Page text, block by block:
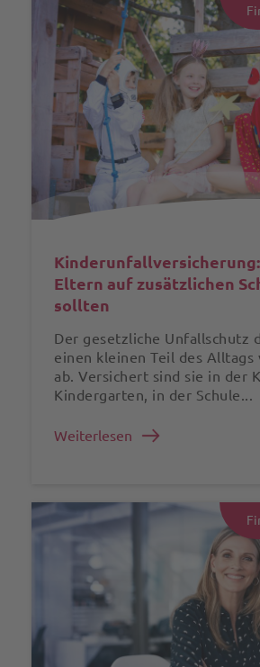
Kinderunfall­versicherung:
Eltern auf zusätzlichen
sollten
Der gesetzliche Unfallschutz
einen kleinen Teil des Alltags
ab. Versichert sind sie in der
Kindergarten, in der Schule...
Weiterlesen